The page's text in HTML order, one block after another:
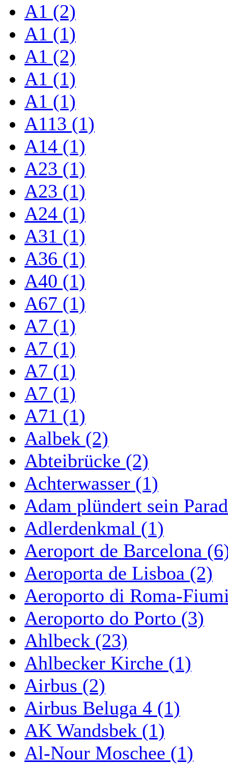
A1 (2)
A1 (1)
A1 (2)
A1 (1)
A1 (1)
A113 (1)
A14 (1)
A23 (1)
A23 (1)
A24 (1)
A31 (1)
A36 (1)
A40 (1)
A67 (1)
A7 (1)
A7 (1)
A7 (1)
A7 (1)
A71 (1)
Aalbek (2)
Abteibrücke (2)
Achterwasser (1)
Adam plündert sein
Adlerdenkmal (1)
Aeroport de Barcelona
Aeroporta de Lisboa (2)
Aeroporto di Roma-
Aeroporto do Porto (3)
Ahlbeck (23)
Ahlbecker Kirche (1)
Airbus (2)
Airbus Beluga 4 (1)
AK Wandsbek (1)
Al-Nour Moschee (1)